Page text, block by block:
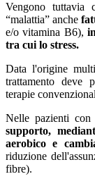
Vengono tuttavia
“malattia” anche
e/o vitamina B6),
tra cui lo stress.
Data l'origine
trattamento deve
terapie
Nelle pazienti
supporto,
aerobico e
riduzione
fibre).